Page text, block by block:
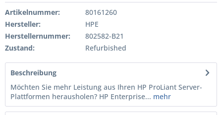
Artikelnummer:
80161260
Hersteller:
HPE
Herstellernummer:
802582-B21
Zustand:
Refurbished
Beschreibung
Möchten Sie mehr Leistung aus Ihren HP ProLiant Server-
Plattformen herausholen? HP Enterprise... mehr